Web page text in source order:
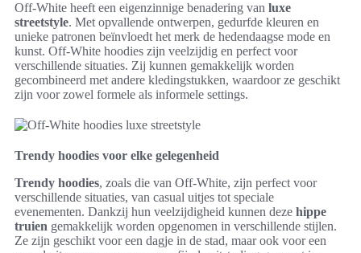
Off-White heeft een eigenzinnige benadering van luxe
streetstyle. Met opvallende ontwerpen, gedurfde kleuren en
unieke patronen beïnvloedt het merk de hedendaagse mode en
kunst. Off-White hoodies zijn veelzijdig en perfect voor
verschillende situaties. Zij kunnen gemakkelijk worden
gecombineerd met andere kledingstukken, waardoor ze geschikt
zijn voor zowel formele als informele settings.
Trendy hoodies voor elke gelegenheid
Trendy hoodies, zoals die van Off-White, zijn perfect voor
verschillende situaties, van casual uitjes tot speciale
evenementen. Dankzij hun veelzijdigheid kunnen deze hippe
truien gemakkelijk worden opgenomen in verschillende stijlen.
Ze zijn geschikt voor een dagje in de stad, maar ook voor een